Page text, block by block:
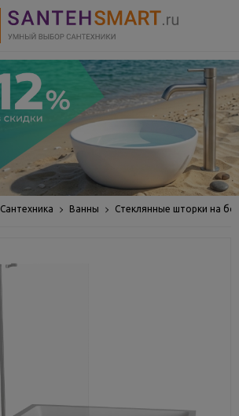
Сантехника Ванны Стеклянные шторки на